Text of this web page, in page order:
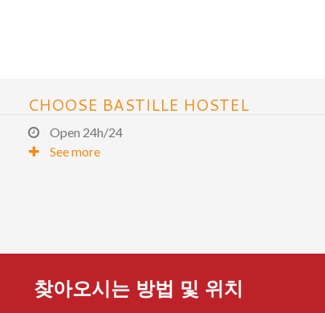
CHOOSE BASTILLE HOSTEL
Open 24h/24
See more
찾아오시는 방법 및 위치